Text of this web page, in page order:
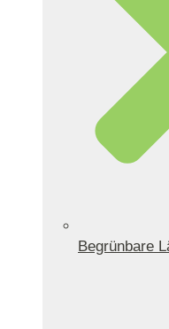
Begrünbare